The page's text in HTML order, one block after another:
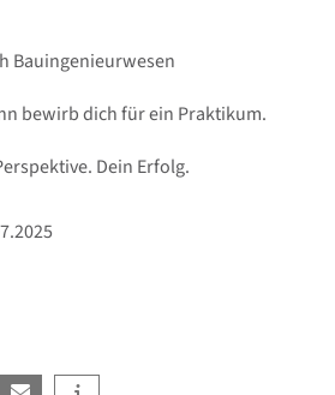
Bauingenieurwesen
bewirb dich für ein Praktikum.
Dein Erfolg.